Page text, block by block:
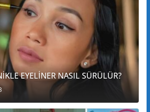
EYELİNER NASIL SÜRÜLÜR?